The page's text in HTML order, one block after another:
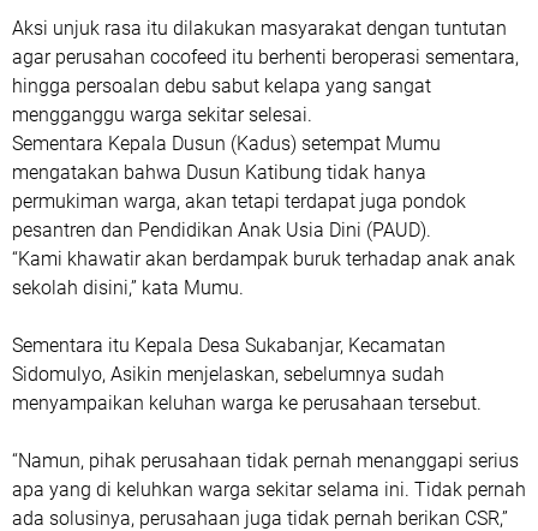
Aksi unjuk rasa itu dilakukan masyarakat dengan tuntutan
agar perusahan cocofeed itu berhenti beroperasi sementara,
hingga persoalan debu sabut kelapa yang sangat
mengganggu warga sekitar selesai.
Sementara Kepala Dusun (Kadus) setempat Mumu
mengatakan bahwa Dusun Katibung tidak hanya
permukiman warga, akan tetapi terdapat juga pondok
pesantren dan Pendidikan Anak Usia Dini (PAUD).
“Kami khawatir akan berdampak buruk terhadap anak anak
sekolah disini,” kata Mumu.
Sementara itu Kepala Desa Sukabanjar, Kecamatan
Sidomulyo, Asikin menjelaskan, sebelumnya sudah
menyampaikan keluhan warga ke perusahaan tersebut.
“Namun, pihak perusahaan tidak pernah menanggapi serius
apa yang di keluhkan warga sekitar selama ini. Tidak pernah
ada solusinya, perusahaan juga tidak pernah berikan CSR,”